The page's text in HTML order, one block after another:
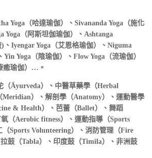
Yoga（哈達瑜伽）、Sivananda Yoga（施化
Yoga（阿斯坦伽瑜伽）、Ashtanga
、Iyengar Yoga（艾恩格瑜伽）、Niguma
Yoga（陰瑜伽）、Flow Yoga（流瑜伽）
癒瑜伽）…。
（Āyurveda）、中醫草藥學（Herbal
Meridian）、解剖學（Anatomy）、運動醫學
& Health）、芭蕾（Ballet）、舞蹈
氧（Aerobic fitness）、運動指導（Sports
（Sports Volunteering）、消防管理（Fire
鼓（Tabla）、印度鼓（Timila）、非洲鼓